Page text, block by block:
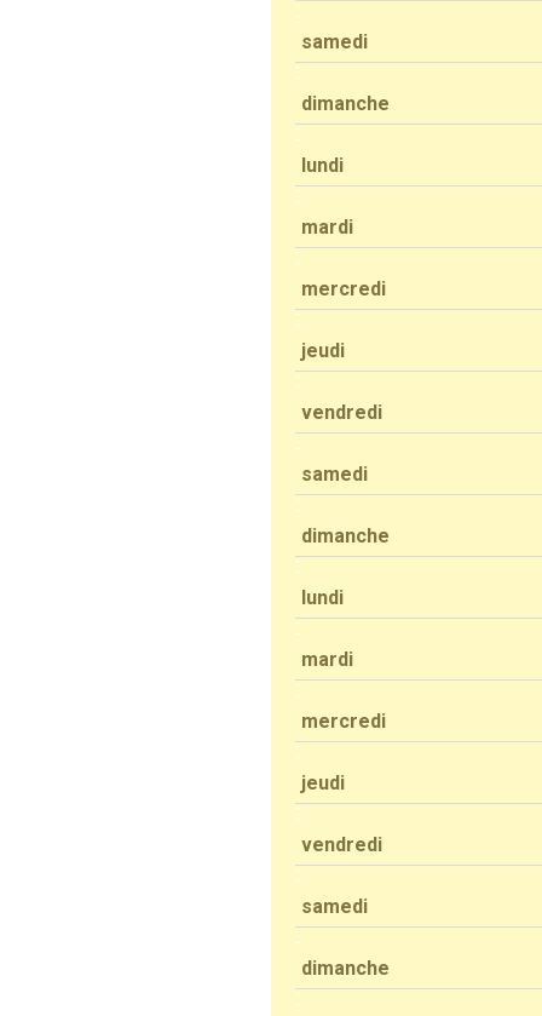
samedi
dimanche
lundi
mardi
mercredi
jeudi
vendredi
samedi
dimanche
lundi
mardi
mercredi
jeudi
vendredi
samedi
dimanche